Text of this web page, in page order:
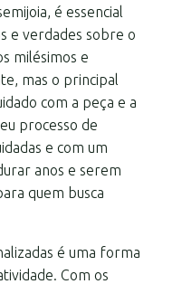
é essencial
e verdades sobre o
milésimos e
mas o principal
com a peça e a
processo de
e com um
anos e serem
quem busca
é uma forma
Com os